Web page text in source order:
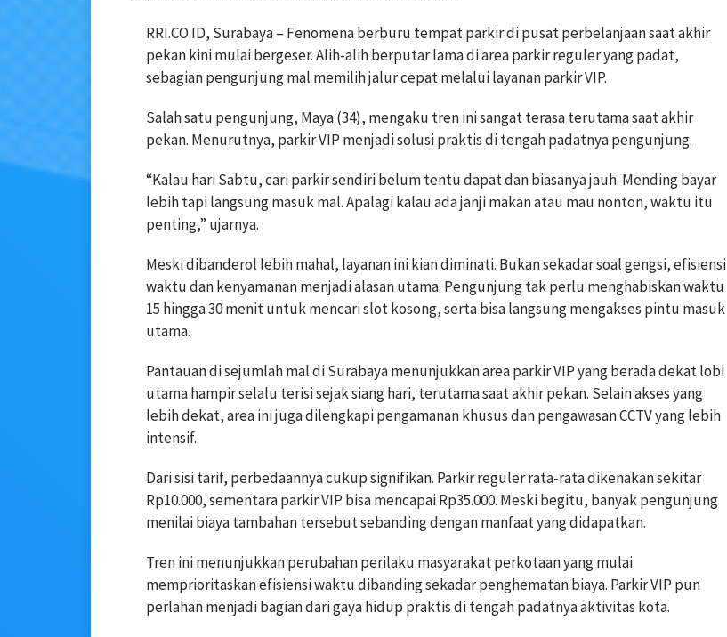
RRI.CO.ID, Surabaya – Fenomena berburu tempat parkir di pusat perbelanjaan saat akhir
pekan kini mulai bergeser. Alih-alih berputar lama di area parkir reguler yang padat,
sebagian pengunjung mal memilih jalur cepat melalui layanan parkir VIP.
Salah satu pengunjung, Maya (34), mengaku tren ini sangat terasa terutama saat akhir
pekan. Menurutnya, parkir VIP menjadi solusi praktis di tengah padatnya pengunjung.
“Kalau hari Sabtu, cari parkir sendiri belum tentu dapat dan biasanya jauh. Mending bayar
lebih tapi langsung masuk mal. Apalagi kalau ada janji makan atau mau nonton, waktu itu
penting,” ujarnya.
Meski dibanderol lebih mahal, layanan ini kian diminati. Bukan sekadar soal gengsi, efisiensi
waktu dan kenyamanan menjadi alasan utama. Pengunjung tak perlu menghabiskan waktu
15 hingga 30 menit untuk mencari slot kosong, serta bisa langsung mengakses pintu masuk
utama.
Pantauan di sejumlah mal di Surabaya menunjukkan area parkir VIP yang berada dekat lobi
utama hampir selalu terisi sejak siang hari, terutama saat akhir pekan. Selain akses yang
lebih dekat, area ini juga dilengkapi pengamanan khusus dan pengawasan CCTV yang lebih
intensif.
Dari sisi tarif, perbedaannya cukup signifikan. Parkir reguler rata-rata dikenakan sekitar
Rp10.000, sementara parkir VIP bisa mencapai Rp35.000. Meski begitu, banyak pengunjung
menilai biaya tambahan tersebut sebanding dengan manfaat yang didapatkan.
Tren ini menunjukkan perubahan perilaku masyarakat perkotaan yang mulai
memprioritaskan efisiensi waktu dibanding sekadar penghematan biaya. Parkir VIP pun
perlahan menjadi bagian dari gaya hidup praktis di tengah padatnya aktivitas kota.